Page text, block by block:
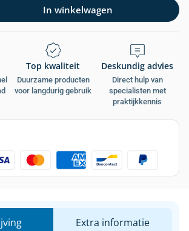
In winkelwagen
Top kwaliteit
Duurzame producten
voor langdurig gebruik
Deskundig advies
Direct hulp van
specialisten met
praktijkkennis
Extra informatie